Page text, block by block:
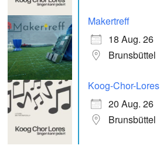
Makertreff
18 Aug. 26
Brunsbüttel
Koog-Chor-Lores
20 Aug. 26
Brunsbüttel